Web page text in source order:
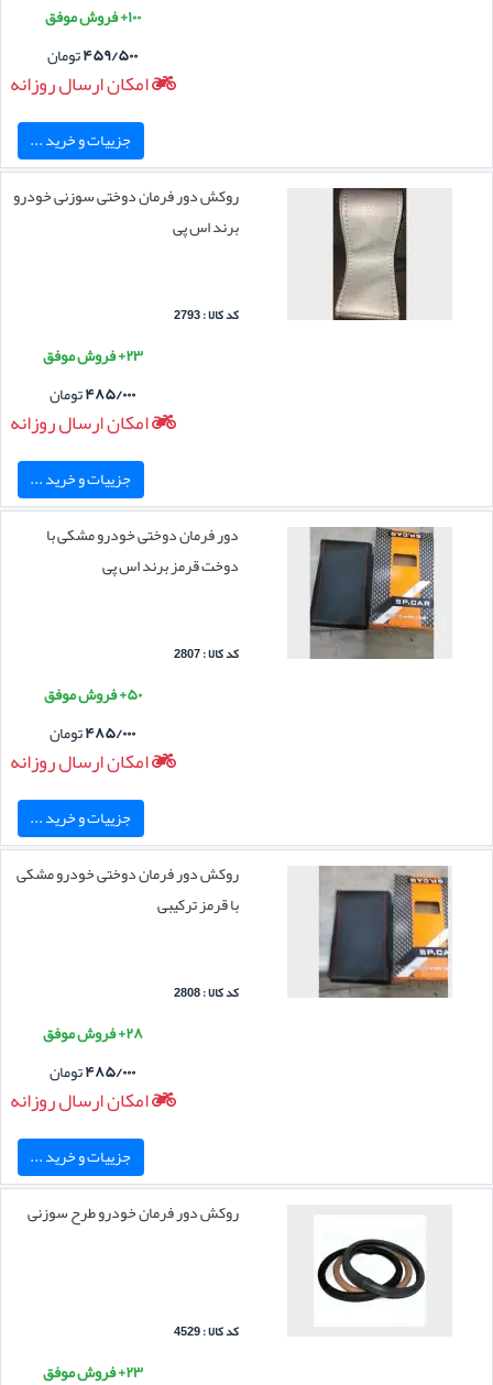
۱۰۰+ فروش موفق
۴۵۹/۵۰۰تومان
امکان ارسال روزانه
جزییات و خرید ...
روکش دور فرمان دوختی سوزنی خودرو
برند اس پی
کد کالا : 2793
۲۳+ فروش موفق
۴۸۵/۰۰۰تومان
امکان ارسال روزانه
جزییات و خرید ...
دور فرمان دوختی خودرو مشکی با
دوخت قرمز برند اس پی
کد کالا : 2807
۵۰+ فروش موفق
۴۸۵/۰۰۰تومان
امکان ارسال روزانه
جزییات و خرید ...
روکش دور فرمان دوختی خودرو مشکی
با قرمز ترکیبی
کد کالا : 2808
۲۸+ فروش موفق
۴۸۵/۰۰۰تومان
امکان ارسال روزانه
جزییات و خرید ...
روکش دور فرمان خودرو طرح سوزنی
کد کالا : 4529
۲۳+ فروش موفق